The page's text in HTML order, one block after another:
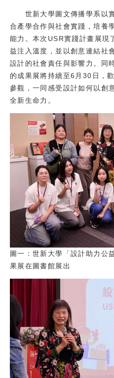
世新大學圖文傳播學系以實
合產學合作與社會實踐，培養
能力。本次USR實踐計畫展現
益注入溫度，並以創意連結社
設計的社會責任與影響力。同
的成果展將持續至6月30日，
參觀，一同感受設計如何以創
全新生命力。
圖一：世新大學「設計助力公
果展在圖書館展出